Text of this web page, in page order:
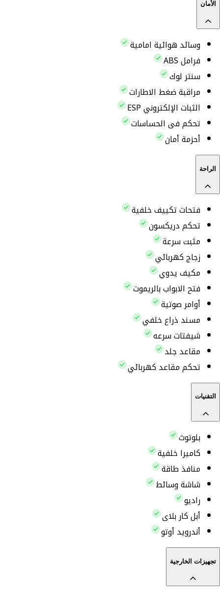
الأمان
وسائد هوائية امامية
فرامل ABS
سنتر لوك
مراقبة ضغط الاطارات
الثبات الإلكتروني ESP
تحكم فى الحساسات
أحزمة أمان
الراحة
فتحات تكييف خلفية
تحكم دريكسون
مثبت سرعة
زجاج كهربائي
مكيف يدوي
فتح الابواب بالريموت
أوامر صوتية
مسند ذراع خلفي
شيفتات سرعه
مقاعد جلد
تحكم مقاعد كهربائي
التقنيات
بلوتوث
كاميرا خلفية
منافذ طاقة
شاشة وسائط
راديو
أبل كار بلاى
أندرويد أوتو
تجهيزات الخارجية